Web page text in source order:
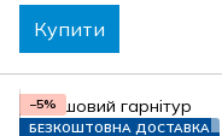
Купити
−5%
БЕЗКОШТОВНА ДОСТАВКА